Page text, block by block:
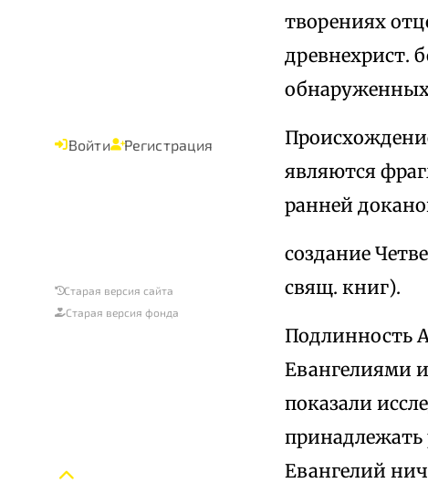
Войти Регистрация
Старая версия сайта
Старая версия фонда
творениях
древнехрист.
являются
ранней
создание
свящ. книг).
Подлинность
Евангелиями
показали
принадлежать
Евангелий